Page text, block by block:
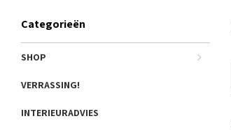
Categorieën
SHOP
VERRASSING!
INTERIEURADVIES